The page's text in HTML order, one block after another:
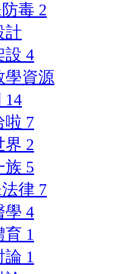
毒 2
計
設 4
學資源
14
啦 7
界 2
族 5
律 7
學 4
育 1
論 1